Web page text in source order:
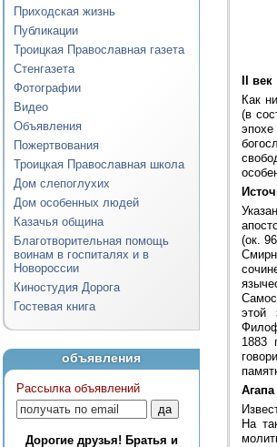
Приходская жизнь
Публикации
Троицкая Православная газета
Стенгазета
Фотографии
Видео
Объявления
Пожертвования
Троицкая Православная школа
Дом слепоглухих
Дом особенных людей
Казачья община
Благотворительная помощь
воинам в госпиталях и в
Новороссии
Киностудия Дорога
Гостевая книга
объявления
Рассылка объявлений
Дорогие друзья! Братья и
II век
Как
(в
(ок.
этой
1883
На